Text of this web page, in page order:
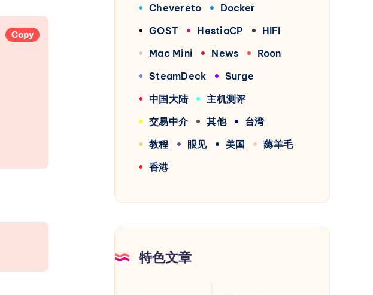
Copy
Chevereto
Docker
GOST
HestiaCP
HIFI
Mac Mini
News
Roon
SteamDeck
Surge
中国大陆
主机测评
交易中介
其他
台湾
教程
眼见 美国
薅羊毛
香港
特色文章